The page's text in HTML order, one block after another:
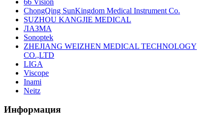
ChongQing SunKingdom Medical Instrument Co.
SUZHOU KANGJIE MEDICAL
ЛАЗМА
Sonoptek
ZHEJIANG WEIZHEN MEDICAL TECHNOLOGY
CO.,LTD
LIGA
Viscope
Inami
Neitz
Информация